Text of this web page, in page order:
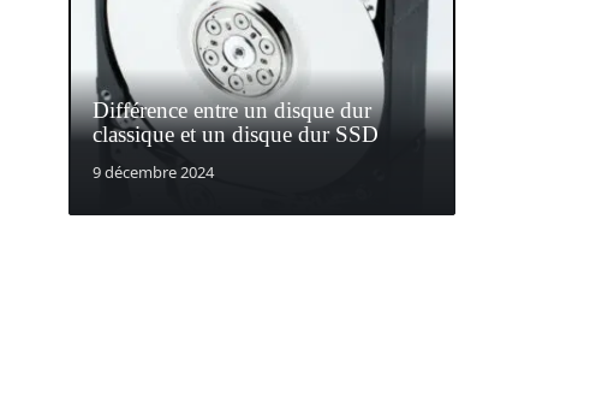
Différence entre un disque dur
classique et un disque dur SSD
9 décembre 2024